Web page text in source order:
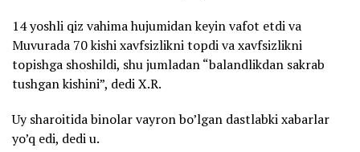
14 yoshli qiz vahima hujumidan keyin vafot etdi va
Muvurada 70 kishi xavfsizlikni topdi va xavfsizlikni
topishga shoshildi, shu jumladan “balandlikdan sakrab
tushgan kishini”, dedi X.R.
Uy sharoitida binolar vayron bo’lgan dastlabki xabarlar
yo’q edi, dedi u.